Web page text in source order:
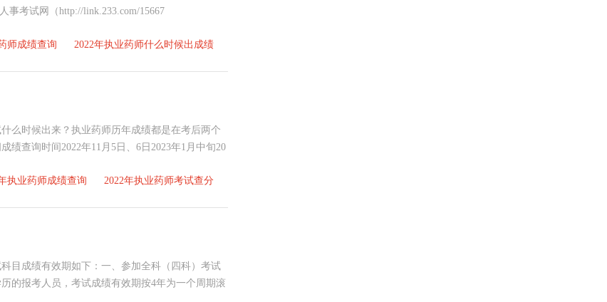
事考试网（http://link.233.com/15667
师成绩查询 2022年执业药师什么时候出成绩
么时候出来？执业药师历年成绩都是在考后两个
绩查询时间2022年11月5日、6日2023年1月中旬20
执业药师成绩查询 2022年执业药师考试查分
目成绩有效期如下：一、参加全科（四科）考试
的报考人员，考试成绩有效期按4年为一个周期滚